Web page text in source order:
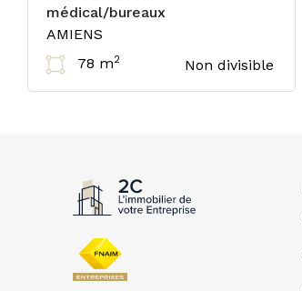
médical/bureaux
Non divisible
AMIENS
78 m2